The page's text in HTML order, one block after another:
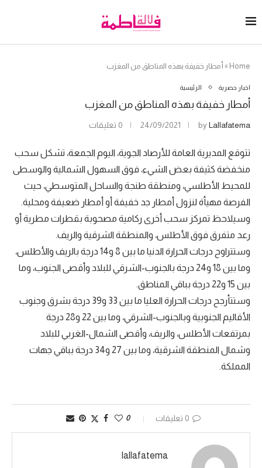
Home
»أمطار خفيفة بهذه المناطق من المغزب
اخبار حصرية الرئيسية
أمطار خفيفة بهذه المناطق من المغزب
byLallafatema
24/09/2021 0 تعليقات
تتوقع المديرية العامة للأرصاد الجوية، اليوم الجمعة، تشكل سحب
منخفضة كثيفة بعض الشيء، فوق السهول الشمالية والوسطى
للمحيط الأطلسي، ومنطقة طنجة والساحل المتوسطي، حيث
الفرصة مهيأة لنزول أمطار جد خفيفة أو أمطار ضعيفة ومحلية.
وسيلاحظ تمركز سحب أخرى ركامية مصحوبة بقطرات مطرية أو
رعد متفرق فوق الأطلس، والمنطقة الشرقية والريف.
وستتراوح درجات الحرارة الدنيا ما بين 8 و14 درجة بالريف والأطلس،
وما بين 18 و24 درجة بالجنوب-الشرقي للبلاد وأقصى الجنوب، وما
بين 15 و22 درجة بباقي المناطق.
وستتأرجح درجات الحرارة العليا ما بين 33 و39 درجة بشرق وجنوب
الأقاليم الجنوبية وبالجنوب-الشرقي، وما بين 22 و28 درجة
بمرتفعات الأطلس، والريف، وأقصى الشمال-الغربي للبلاد
وشمال المنطقة الشرقية، وما بين 27 و34 درجة بباقي جهات
المملكة.
0 تعليقات 0
lallafatema